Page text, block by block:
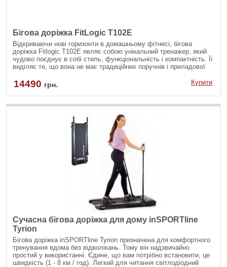
Бігова доріжка FitLogic T102E
Відкриваючи нові горизонти в домашньому фітнесі, бігова
доріжка Fitlogic T102E являє собою унікальний тренажер, який
чудово поєднує в собі стиль, функціональність і компактність. Її
виділяє те, що вона не має традиційних поручнів і приладової
умов. Дизайн доріжки, що нагадує монолітну плиту, не тільки
економить простір, а й вносить елемент стилю у ваш домашній
інтер'єр.
14490 грн. Купити
Сучасна бігова доріжка для дому inSPORTline
Tyrion
Бігова доріжка inSPORTline Tyrion призначена для комфортного
тренування вдома без відволікань. Тому він надзвичайно
простий у використанні. Єдине, що вам потрібно встановити, це
швидкість (1 - 8 км / год). Легкий для читання світлодіодний